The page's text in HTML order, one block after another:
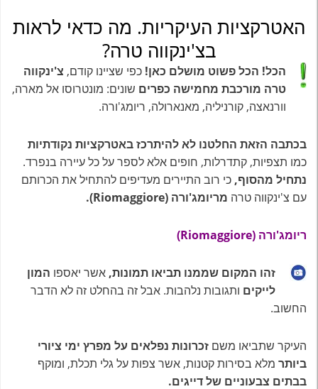
האטרקציות העיקריות. מה כדאי לראות
בצ'ינקווה טרה?
הכל! הכל פשוט מושלם כאן! כפי שציינו קודם, צ'ינקווה
טרה מורכבת מחמישה כפרים שונים: מונטרוסו אל מארה,
וורנאצה, קורניליה, מאנארולה, ריומג'ורה.
בכתבה הזאת החלטנו לא להיתרכז באטרקציות נקודתיות
כמו תצפיות, קתדרלות, חופים אלא לספר על כל עיירה בנפרד.
נתחיל מהסוף,כי רוב התיירים מעדיפים להתחיל את הכרותם
עם צ'ינקווה טרה מריומג'ורה (Riomaggiore).
ריומג'ורה (Riomaggiore)
זהו המקום שממנו תביאו תמונות,אשר יאספו המון
לייקים ותגובות נלהבות. אבל זה בהחלט זה לא הדבר
החשוב.
העיקר שתביאו משם זכרונות נפלאים על מפרץ ימי ציורי
ביותר מלא בסירות קטנות, אשר צפות על גלי תכלת, ומוקף
בבתים צבעוניים של דייגים.